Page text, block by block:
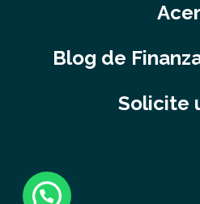
Blog de
Solicite